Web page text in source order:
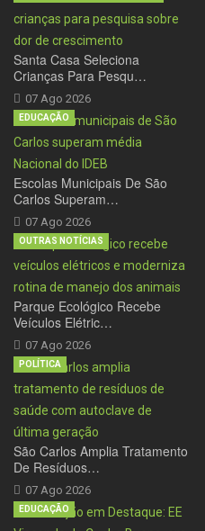
Santa Casa Seleciona
Crianças Para Pesqu…
07 Ago 2026
Escolas Municipais De São
Carlos Superam…
07 Ago 2026
EDUCAÇÃO
Parque Ecológico Recebe
Veículos Elétric…
07 Ago 2026
OUTRAS NOTÍCIAS
São Carlos Amplia Tratamento
De Resíduos…
07 Ago 2026
POLÍTICA
EDUCAÇÃO